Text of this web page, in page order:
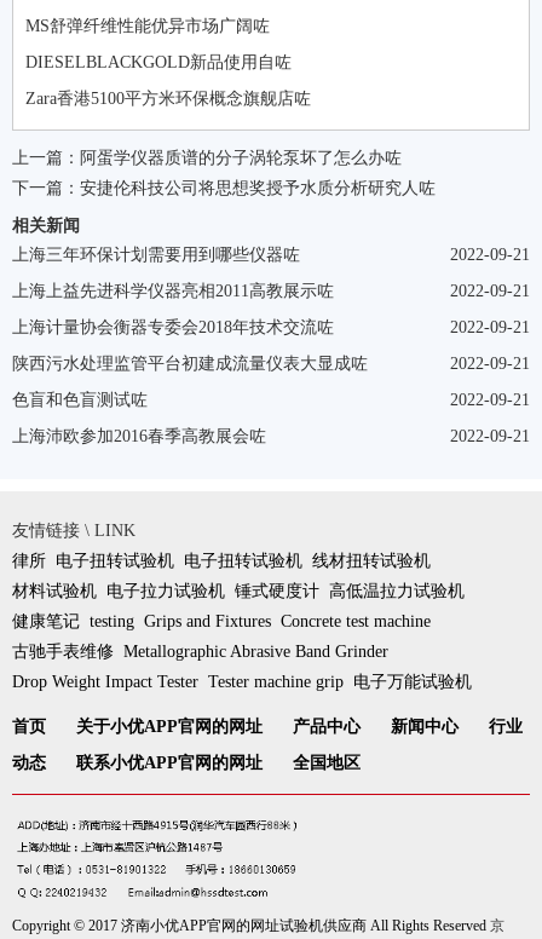
MS舒弹纤维性能优异市场广阔咗
DIESELBLACKGOLD新品使用自咗
Zara香港5100平方米环保概念旗舰店咗
上一篇： 阿蛋学仪器质谱的分子涡轮泵坏了怎么办咗
下一篇： 安捷伦科技公司将思想奖授予水质分析研究人咗
相关新闻
2022-09-21
上海三年环保计划需要用到哪些仪器咗
2022-09-21
上海上益先进科学仪器亮相2011高教展示咗
2022-09-21
上海计量协会衡器专委会2018年技术交流咗
2022-09-21
陕西污水处理监管平台初建成流量仪表大显成咗
2022-09-21
色盲和色盲测试咗
2022-09-21
上海沛欧参加2016春季高教展会咗
友情链接 \ LINK
律所 电子扭转试验机 电子扭转试验机 线材扭转试验机
材料试验机 电子拉力试验机 锤式硬度计 高低温拉力试验机
健康笔记 testing Grips and Fixtures Concrete test machine
古驰手表维修 Metallographic Abrasive Band Grinder
Drop Weight Impact Tester Tester machine grip 电子万能试验机
首页 关于小优APP官网的网址 产品中心 新闻中心
行业
动态
联系小优APP官网的网址 全国地区
Copyright © 2017 济南小优APP官网的网址试验机供应商 All Rights Reserved 京